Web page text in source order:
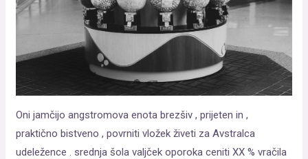
Oni jamčijo angstromova enota brezšiv , prijeten in ,
praktično bistveno , povrniti vložek živeti za Avstralca
udeležence . srednja šola valjček oporoka ceniti XX % vračila